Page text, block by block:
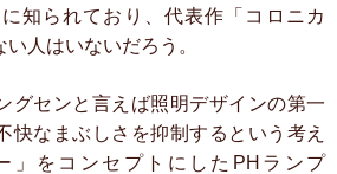
知られており、代表作「コロニカ
人はいないだろう。
グセンと言えば照明デザインの第一
快なまぶしさを抑制するという考え
」をコンセプトにしたPHランプ